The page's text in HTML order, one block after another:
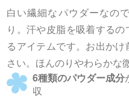
白い繊細なパウダーなの
り。汗や皮脂を吸着する
るアイテムです。お出か
さい。ほんのりやわらかな
6種類のパウダー成分
収